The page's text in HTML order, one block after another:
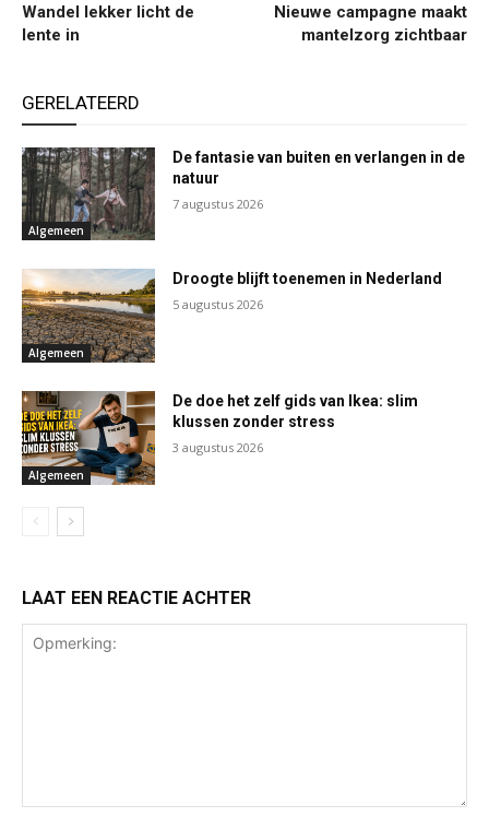
Wandel lekker licht de
lente in
Nieuwe campagne maakt
mantelzorg zichtbaar
GERELATEERD
Algemeen
De fantasie van buiten en verlangen in de
natuur
7 augustus 2026
Algemeen
Droogte blijft toenemen in Nederland
5 augustus 2026
Algemeen
De doe het zelf gids van Ikea: slim
klussen zonder stress
3 augustus 2026
LAAT EEN REACTIE ACHTER